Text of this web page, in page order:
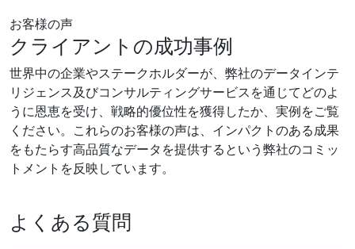
お客様の声
クライアントの成功事例
世界中の企業やステークホルダーが、弊社のデータインテ
リジェンス及びコンサルティングサービスを通じてどのよ
うに恩恵を受け、戦略的優位性を獲得したか、実例をご覧
ください。これらのお客様の声は、インパクトのある成果
をもたらす高品質なデータを提供するという弊社のコミッ
トメントを反映しています。
よくある質問